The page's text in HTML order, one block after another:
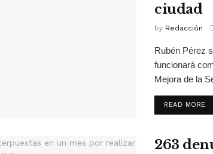
ciudad
by Redacción
Rubén Pérez
funcionará
Mejora de la
READ MORE
263